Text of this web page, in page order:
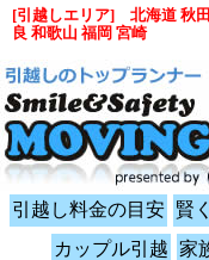
引越し料金の目安 賢
カップル引越 家
[引越しエリア] 北海道 秋
良 和歌山 福岡 宮崎